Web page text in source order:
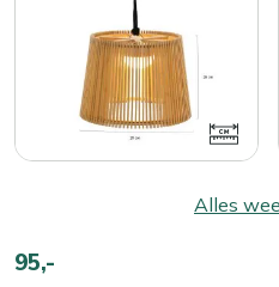
Alles
95,-